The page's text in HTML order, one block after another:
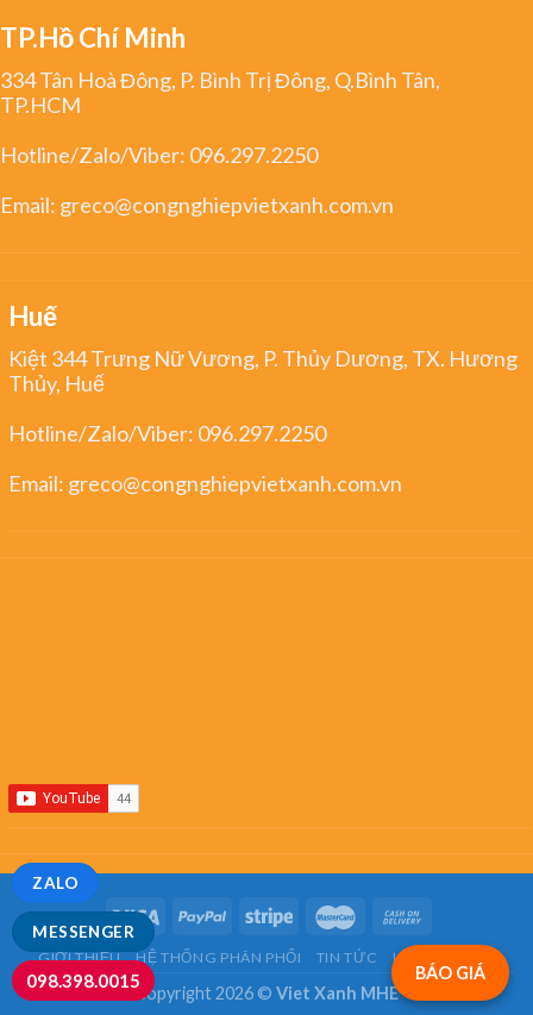
MESSENGER
ZALO
098.398.0015
TP.Hồ Chí Minh
334 Tân Hoà Đông, P. Bình Trị Đông, Q.Bình Tân,
TP.HCM
Hotline/Zalo/Viber: 096.297.2250
Email: greco@congnghiepvietxanh.com.vn
Huế
Kiệt 344 Trưng Nữ Vương, P. Thủy Dương, TX. Hương
Thủy, Huế
Hotline/Zalo/Viber: 096.297.2250
Email: greco@congnghiepvietxanh.com.vn
BÁO GIÁ
GIỚI THIỆU HỆ THỐNG PHÂN PHỐI TIN TỨC LIÊN HỆ
Copyright 2026 © Viet Xanh MHE